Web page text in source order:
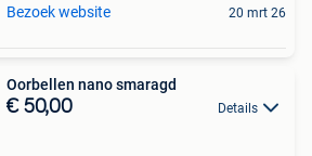
Bezoek website 20 mrt 26
Oorbellen nano smaragd
€ 50,00 Details